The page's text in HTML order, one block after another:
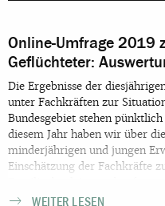
Online-Umfrage 2019
Geflüchteter:
Die Ergebnisse der
unter Fachkräften zur
Bundesgebiet stehen
diesem Jahr haben wir über
minderjährigen und jungen
Einschätzung der Fachkräfte
Versorgungsstruktur durch
WEITER LESEN